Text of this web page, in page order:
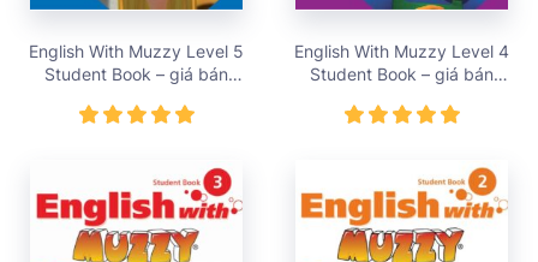
English With Muzzy Level 5
Student Book – giá bán
English With Muzzy Level 4
Student Book – giá bán